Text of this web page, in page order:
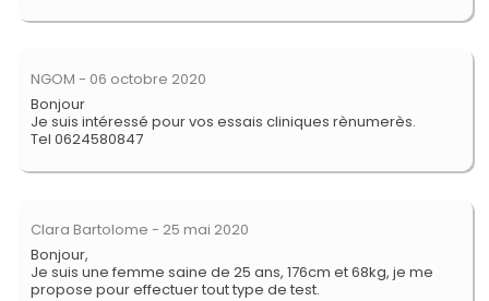
NGOM - 06 octobre 2020
Bonjour
Je suis intéressé pour vos essais cliniques rènumerès.
Tel 0624580847
Clara Bartolome - 25 mai 2020
Bonjour,
Je suis une femme saine de 25 ans, 176cm et 68kg, je me
propose pour effectuer tout type de test.